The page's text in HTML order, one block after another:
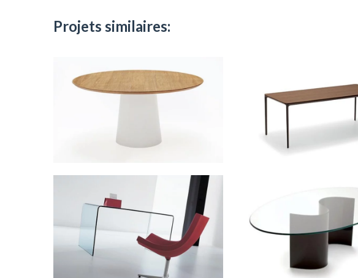
Projets similaires: